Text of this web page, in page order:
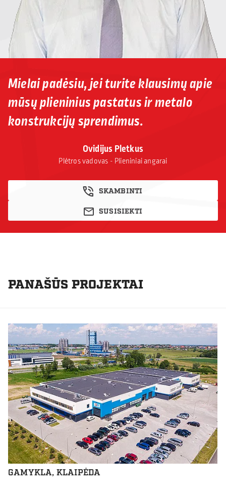
Ovidijus Pletkus
Plėtros vadovas - Plieniniai angarai
SKAMBINTI
SUSISIEKTI
Mielai padėsiu, jei turite klausimų apie
mūsų plieninius pastatus ir metalo
konstrukcijų sprendimus.
PANAŠŪS PROJEKTAI
GAMYKLA, KLAIPĖDA